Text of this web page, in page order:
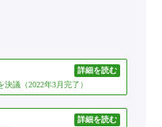
詳細を読む
議（2022年3月完了）
詳細を読む